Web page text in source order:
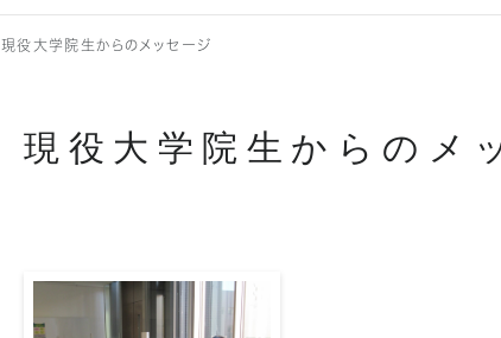
現役大学院生からのメッセージ
現役大学院生からのメ